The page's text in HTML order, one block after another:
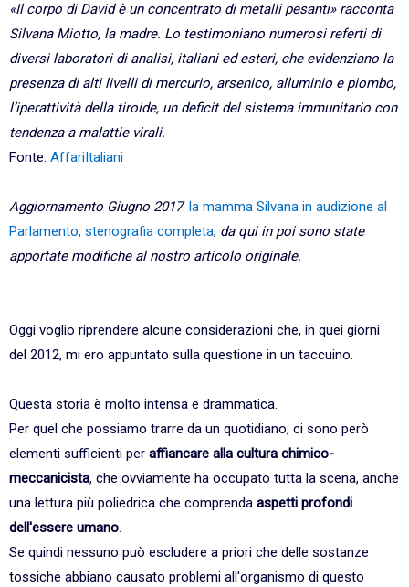
«Il corpo di David è un concentrato di metalli pesanti» racconta
Silvana Miotto, la madre. Lo testimoniano numerosi referti di
diversi laboratori di analisi, italiani ed esteri, che evidenziano la
presenza di alti livelli di mercurio, arsenico, alluminio e piombo,
l’iperattività della tiroide, un deficit del sistema immunitario con
tendenza a malattie virali.
Fonte: AffariItaliani
Aggiornamento Giugno 2017: la mamma Silvana in audizione al
Parlamento, stenografia completa; da qui in poi sono state
apportate modifiche al nostro articolo originale.
Oggi voglio riprendere alcune considerazioni che, in quei giorni
del 2012, mi ero appuntato sulla questione in un taccuino.
Questa storia è molto intensa e drammatica.
Per quel che possiamo trarre da un quotidiano, ci sono però
elementi sufficienti per affiancare alla cultura chimico-
meccanicista, che ovviamente ha occupato tutta la scena, anche
una lettura più poliedrica che comprenda aspetti profondi
dell'essere umano.
Se quindi nessuno può escludere a priori che delle sostanze
tossiche abbiano causato problemi all'organismo di questo